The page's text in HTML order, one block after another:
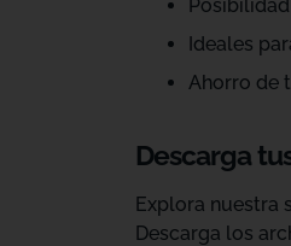
Ideales
Ahorro de
Descarga
Explora nuestra
Descarga los